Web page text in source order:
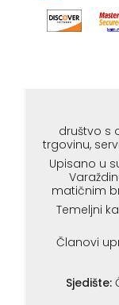
društvo s
trgovinu,
Upisano u
matičnim
Temeljni
Članovi
Sjedište: